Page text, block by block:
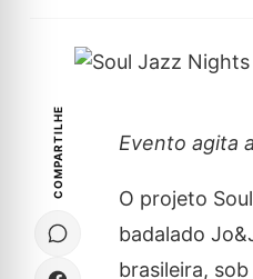
COMPARTILHE Evento agita
O projeto
badalado
brasileira,